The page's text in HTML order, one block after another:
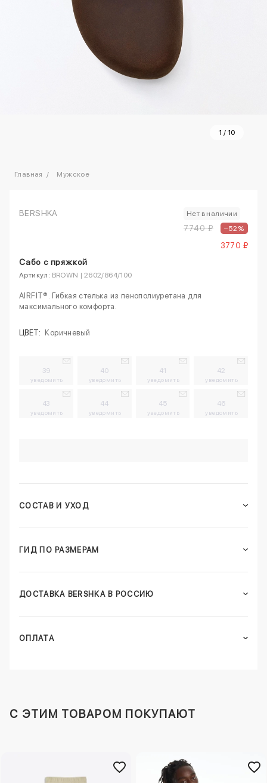
1 / 10
Главная Мужское
BERSHKA Нет в наличии
7740 ₽ –52%
3770 ₽
Сабо с пряжкой
Артикул: BROWN | 2602/864/100
AIRFIT®. Гибкая стелька из пенополиуретана для
максимального комфорта.
ЦВЕТ: Коричневый
39
уведомить
40
уведомить
41
уведомить
42
уведомить
43
уведомить
44
уведомить
45
уведомить
46
уведомить
СОСТАВ И УХОД
ГИД ПО РАЗМЕРАМ
ДОСТАВКА BERSHKA В РОССИЮ
ОПЛАТА
C ЭТИМ ТОВАРОМ ПОКУПАЮТ